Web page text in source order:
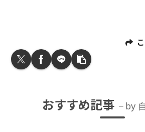
おすすめ記事 by